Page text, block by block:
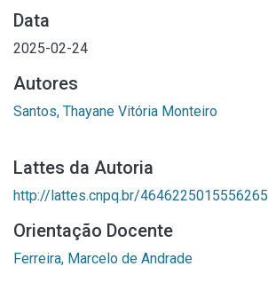
Data
2025-02-24
Autores
Santos, Thayane Vitória Monteiro
Lattes da Autoria
http://lattes.cnpq.br/4646225015556265
Orientação Docente
Ferreira, Marcelo de Andrade